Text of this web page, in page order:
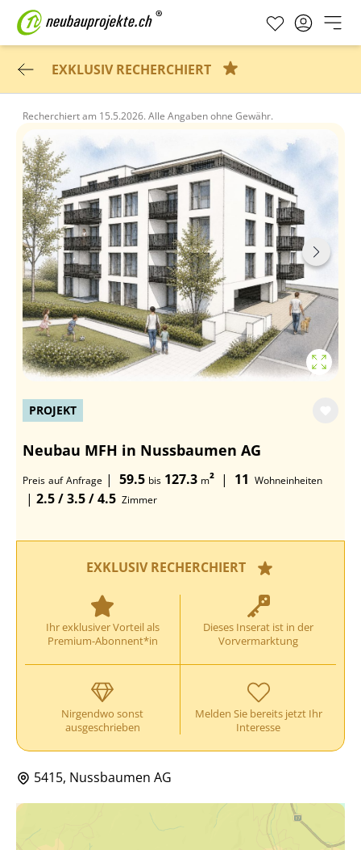
EXKLUSIV RECHERCHIERT
Recherchiert am 15.5.2026. Alle Angaben ohne Gewähr.
PROJEKT
Neubau MFH in Nussbaumen AG
Preis auf Anfrage | 59.5 bis 127.3 m² | 11 Wohneinheiten
| 2.5 / 3.5 / 4.5 Zimmer
EXKLUSIV RECHERCHIERT
Ihr exklusiver Vorteil als
Premium-Abonnent*in
Dieses Inserat ist in der
Vorvermarktung
Nirgendwo sonst
ausgeschrieben
Melden Sie bereits jetzt Ihr
Interesse
5415, Nussbaumen AG